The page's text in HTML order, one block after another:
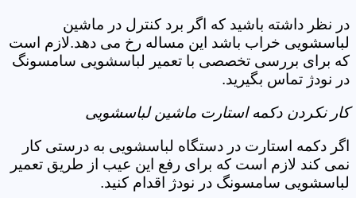
در نظر داشته باشید که اگر برد کنترل در ماشین
لباسشویی خراب باشد این مساله رخ می دهد.لازم است
که برای بررسی تخصصی با تعمیر لباسشویی سامسونگ
در نودژ تماس بگیرید.
کار نکردن دکمه استارت ماشین لباسشویی
اگر دکمه استارت در دستگاه لباسشویی به درستی کار
نمی کند لازم است که برای رفع این عیب از طریق تعمیر
لباسشویی سامسونگ در نودژ اقدام کنید.